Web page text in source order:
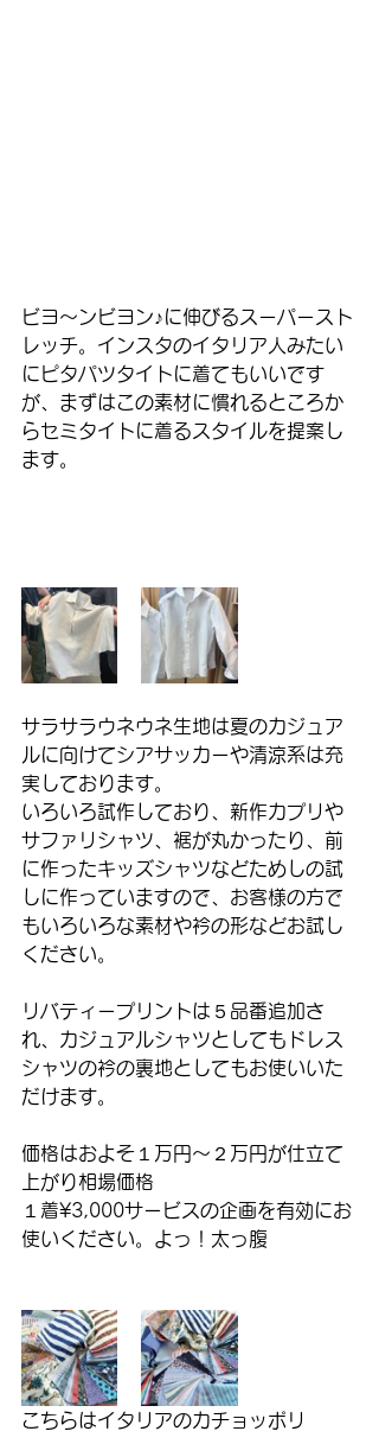
ビヨ〜ンビヨン♪に伸びるスーパースト
レッチ。インスタのイタリア人みたい
にピタパツタイトに着てもいいです
が、まずはこの素材に慣れるところか
らセミタイトに着るスタイルを提案し
ます。
サラサラウネウネ生地は夏のカジュア
ルに向けてシアサッカーや清涼系は充
実しております。
いろいろ試作しており、新作カプリや
サファリシャツ、裾が丸かったり、前
に作ったキッズシャツなどためしの試
しに作っていますので、お客様の方で
もいろいろな素材や衿の形などお試し
ください。
リバティープリントは５品番追加さ
れ、カジュアルシャツとしてもドレス
シャツの衿の裏地としてもお使いいた
だけます。
価格はおよそ１万円〜２万円が仕立て
上がり相場価格
１着¥3,000サービスの企画を有効にお
使いください。よっ！太っ腹
こちらはイタリアのカチョッポリ